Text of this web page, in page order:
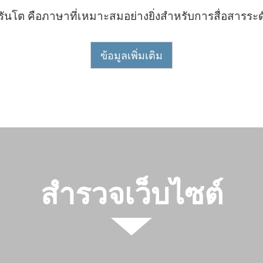
นโต คือภาษาที่เหมาะสมอย่างยิ่งสำหรับการสื่อสารร
ข้อมูลเพิ่มเติม
สำรวจเว็บไซต์